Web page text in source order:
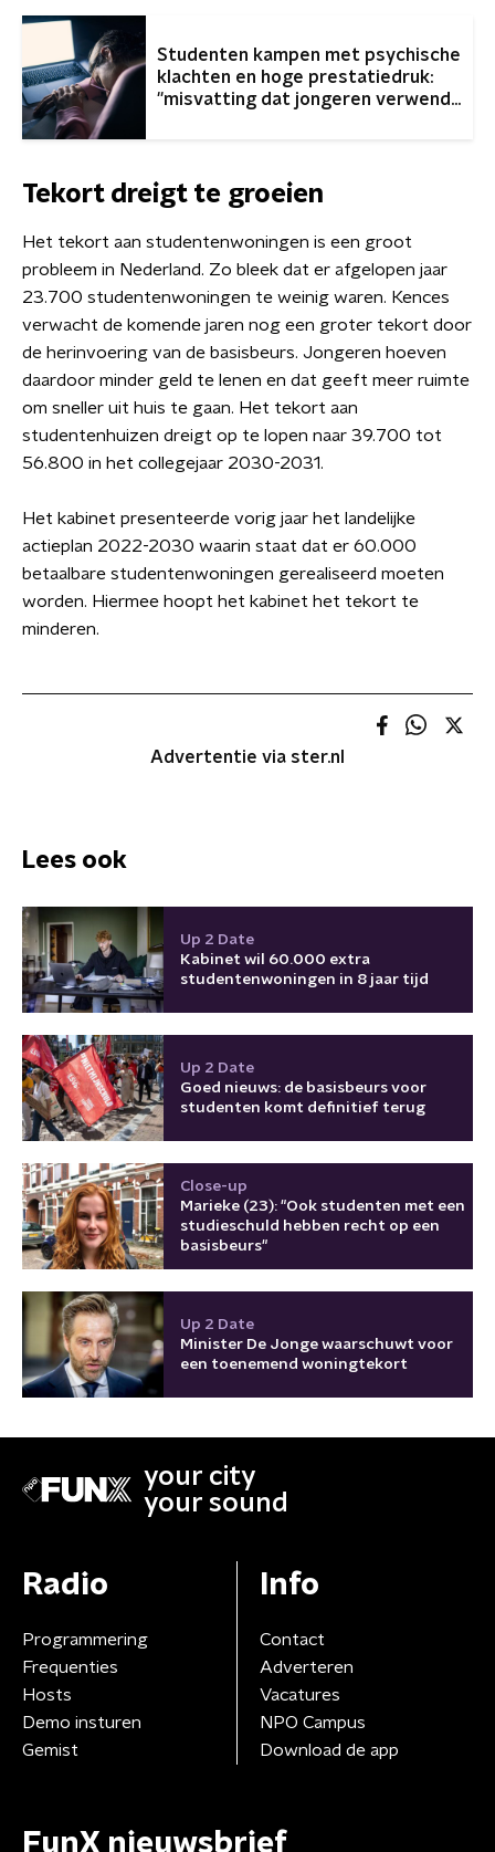
Studenten kampen met psychische
klachten en hoge prestatiedruk:
''misvatting dat jongeren verwend
Tekort dreigt te groeien
Het tekort aan studentenwoningen is een groot
probleem in Nederland. Zo bleek dat er afgelopen jaar
23.700 studentenwoningen te weinig waren. Kences
verwacht de komende jaren nog een groter tekort door
de herinvoering van de basisbeurs. Jongeren hoeven
daardoor minder geld te lenen en dat geeft meer ruimte
om sneller uit huis te gaan. Het tekort aan
studentenhuizen dreigt op te lopen naar 39.700 tot
56.800 in het collegejaar 2030-2031.
Het kabinet presenteerde vorig jaar het landelijke
actieplan 2022-2030 waarin staat dat er 60.000
betaalbare studentenwoningen gerealiseerd moeten
worden. Hiermee hoopt het kabinet het tekort te
minderen.
Advertentie via ster.nl
Lees ook
Up 2 Date
Kabinet wil 60.000 extra
studentenwoningen in 8 jaar tijd
Up 2 Date
Goed nieuws: de basisbeurs voor
studenten komt definitief terug
Close-up
Marieke (23): "Ook studenten met een
studieschuld hebben recht op een
basisbeurs"
Up 2 Date
Minister De Jonge waarschuwt voor
een toenemend woningtekort
your city
your sound
Radio
Programmering
Frequenties
Hosts
Demo insturen
Gemist
Info
Contact
Adverteren
Vacatures
NPO Campus
Download de app
FunX nieuwsbrief